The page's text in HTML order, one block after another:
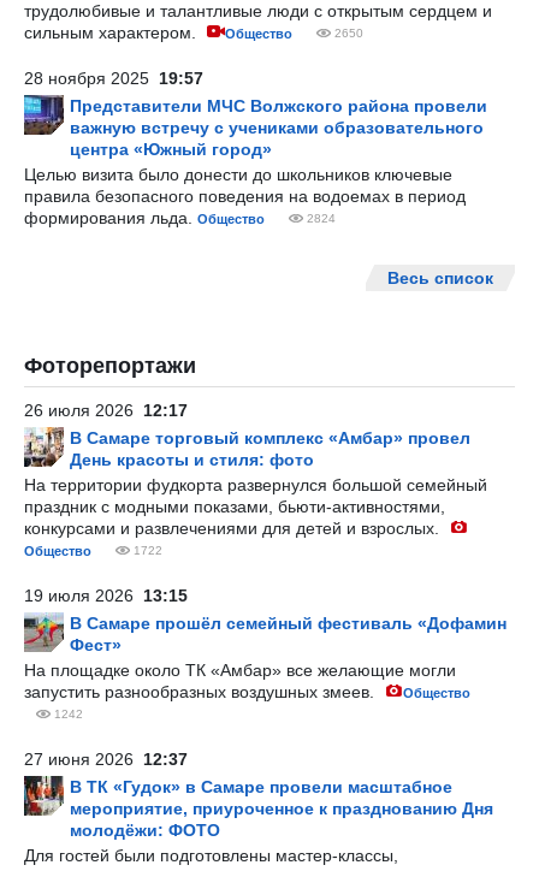
трудолюбивые и талантливые люди с открытым сердцем и
сильным характером.
Общество 2650
28 ноября 2025 19:57
Представители МЧС Волжского района провели
важную встречу с учениками образовательного
центра «Южный город»
Целью визита было донести до школьников ключевые
правила безопасного поведения на водоемах в период
формирования льда.
Общество 2824
Весь список
Фоторепортажи
26 июля 2026 12:17
В Самаре торговый комплекс «Амбар» провел
День красоты и стиля: фото
На территории фудкорта развернулся большой семейный
праздник с модными показами, бьюти-активностями,
конкурсами и развлечениями для детей и взрослых.
Общество 1722
19 июля 2026 13:15
В Самаре прошёл семейный фестиваль «Дофамин
Фест»
На площадке около ТК «Амбар» все желающие могли
запустить разнообразных воздушных змеев.
Общество
1242
27 июня 2026 12:37
В ТК «Гудок» в Самаре провели масштабное
мероприятие, приуроченное к празднованию Дня
молодёжи: ФОТО
Для гостей были подготовлены мастер-классы,